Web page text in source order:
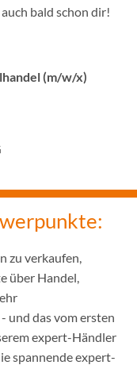
bald schon dir!
(m/w/x)
zu verkaufen,
über Handel,
und das vom ersten
expert-Händler
spannende expert-